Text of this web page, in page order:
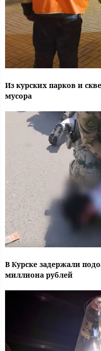
Из курских парков и
мусора
В Курске задержали
миллиона рублей